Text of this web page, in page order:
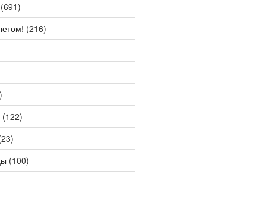
(216)
(122)
(100)